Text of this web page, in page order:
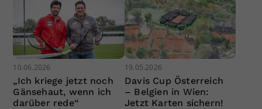
10.06.2026
„Ich kriege jetzt noch
Gänsehaut, wenn ich
darüber rede“
19.05.2026
Davis Cup Österreich
– Belgien in Wien:
Jetzt Karten sichern!